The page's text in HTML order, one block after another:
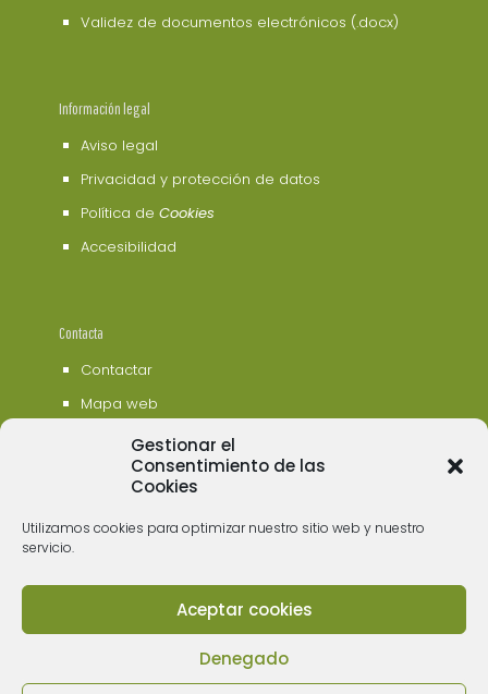
Gestionar el
Consentimiento de las
Cookies
Utilizamos cookies para optimizar nuestro sitio web y nuestro
servicio.
Aceptar cookies
Denegado
Validez de documentos electrónicos (.docx)
Información legal
Aviso legal
Privacidad y protección de datos
Política de Cookies
Accesibilidad
Contacta
Contactar
Mapa web
© 2006 - 2023 Museos de Tenerife. Todos los
derechos reservados